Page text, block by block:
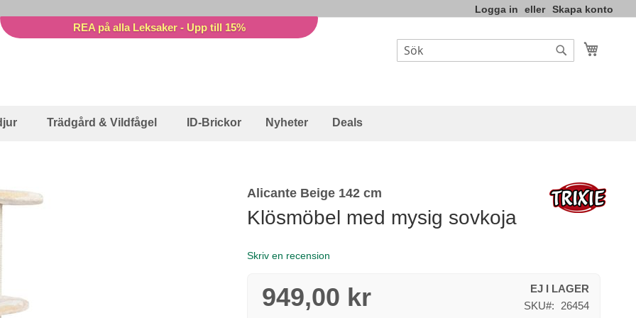
Logga in Skapa konto
REA på alla Leksaker - Upp till 15%
Sök
Trädgård & Vildfågel ID-Brickor Nyheter Deals
Alicante Beige 142 cm
Klösmöbel med mysig sovkoja
Skriv en recension
949,00 kr
EJ I LAGER
SKU
26454